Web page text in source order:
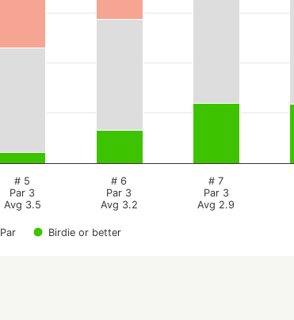
Par Birdie or better
# 5
Par 3
Avg 3.5
# 6
Par 3
Avg 3.2
# 7
Par 3
Avg 2.9